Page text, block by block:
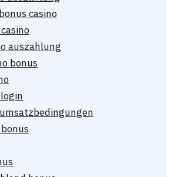
casino
auszahlung
bonus